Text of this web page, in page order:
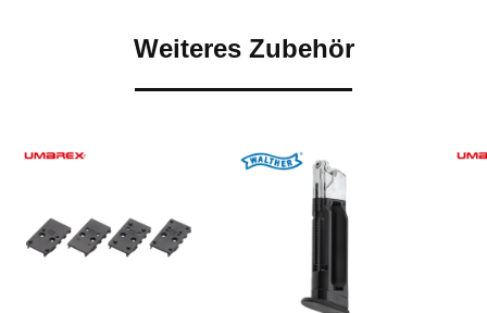
Weiteres Zubehör